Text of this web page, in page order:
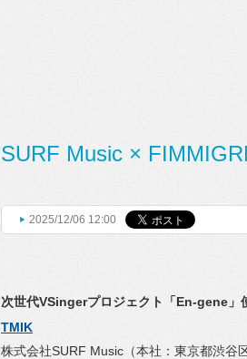
SURF Music ×
2025/12/06 12:00
次世代VSingerプロジェクト「En-gene」
TMIK
株式会社SURF Music（本社：東京都渋谷